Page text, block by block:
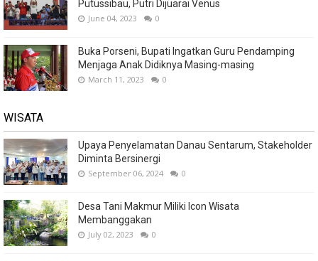
Putussibau, Putri Dijuarai Venus
June 04, 2023 0
Buka Porseni, Bupati Ingatkan Guru Pendamping
Menjaga Anak Didiknya Masing-masing
March 11, 2023 0
WISATA
Upaya Penyelamatan Danau Sentarum, Stakeholder
Diminta Bersinergi
September 06, 2024 0
Desa Tani Makmur Miliki Icon Wisata
Membanggakan
July 02, 2023 0